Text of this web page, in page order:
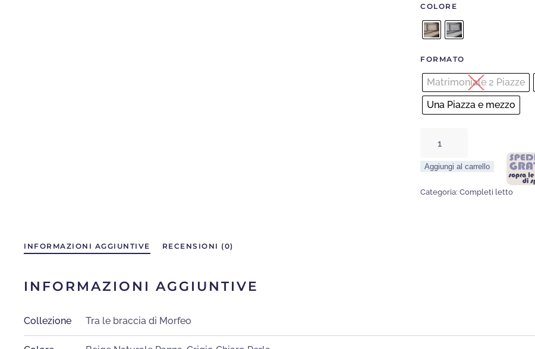
COLORE
FORMATO
Matrimoniale 2 Piazze
Una Piazza e mezzo
Terra
Aggiungi al carrello
Categoria: Completi letto
INFORMAZIONI AGGIUNTIVE RECENSIONI (0)
INFORMAZIONI AGGIUNTIVE
Collezione Tra le braccia di Morfeo